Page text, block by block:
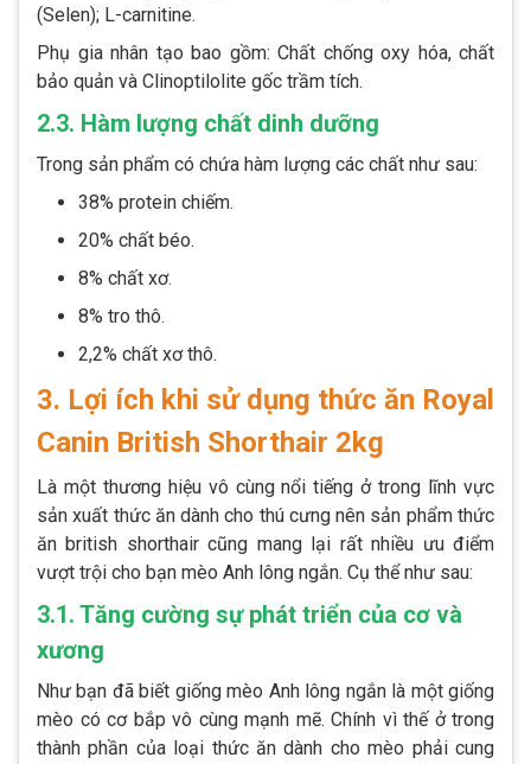
(Selen); L-carnitine.
Phụ gia nhân tạo bao gồm: Chất chống oxy hóa, chất
bảo quản và Clinoptilolite gốc trầm tích.
2.3. Hàm lượng chất dinh dưỡng
Trong sản phẩm có chứa hàm lượng các chất như sau:
38% protein chiếm.
20% chất béo.
8% chất xơ.
8% tro thô.
2,2% chất xơ thô.
3. Lợi ích khi sử dụng thức ăn Royal
Canin British Shorthair 2kg
Là một thương hiệu vô cùng nổi tiếng ở trong lĩnh vực
sản xuất thức ăn dành cho thú cưng nên sản phẩm thức
ăn british shorthair cũng mang lại rất nhiều ưu điểm
vượt trội cho bạn mèo Anh lông ngắn. Cụ thể như sau:
3.1. Tăng cường sự phát triển của cơ và
xương
Như bạn đã biết giống mèo Anh lông ngắn là một giống
mèo có cơ bắp vô cùng mạnh mẽ. Chính vì thế ở trong
thành phần của loại thức ăn dành cho mèo phải cung